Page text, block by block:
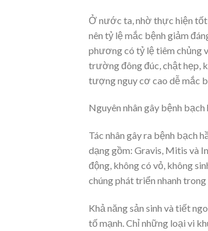
Ở nước ta, nhờ thực hiện
nên tỷ lệ mắc bệnh giảm
phương có tỷ lệ tiêm chủng
trường đông đúc, chật hẹp,
tượng nguy cơ cao dễ mắc
Nguyên nhân gây bệnh bạch
Tác nhân gây ra bệnh bạch
dạng gồm: Gravis, Mitis và
động, không có vỏ, không
chúng phát triển nhanh
Khả năng sản sinh và tiết
tố mạnh. Chỉ những loại vi